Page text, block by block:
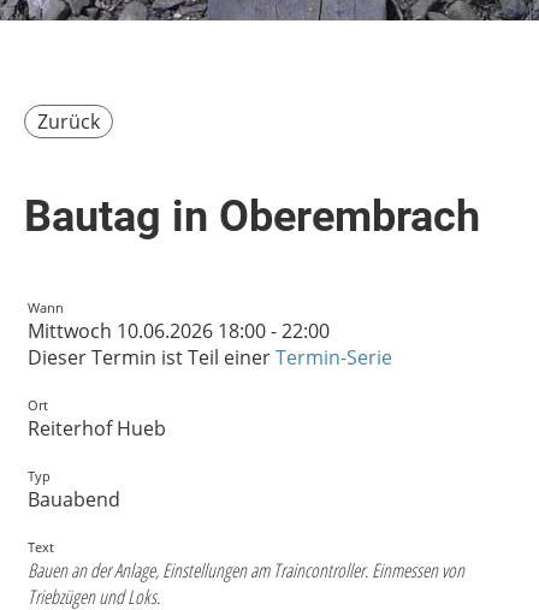
Zurück
Bautag in Oberembrach
Wann
Mittwoch 10.06.2026 18:00 - 22:00
Dieser Termin ist Teil einerTermin-Serie
Ort
Reiterhof Hueb
Typ
Bauabend
Text
Bauen an der Anlage, Einstellungen am Traincontroller. Einmessen von
Triebzügen und Loks.